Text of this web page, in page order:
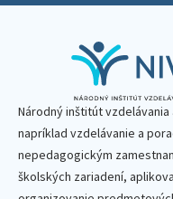
Národný inštitút
napríklad vzdelávanie a
nepedagogickým
školských zariadení,